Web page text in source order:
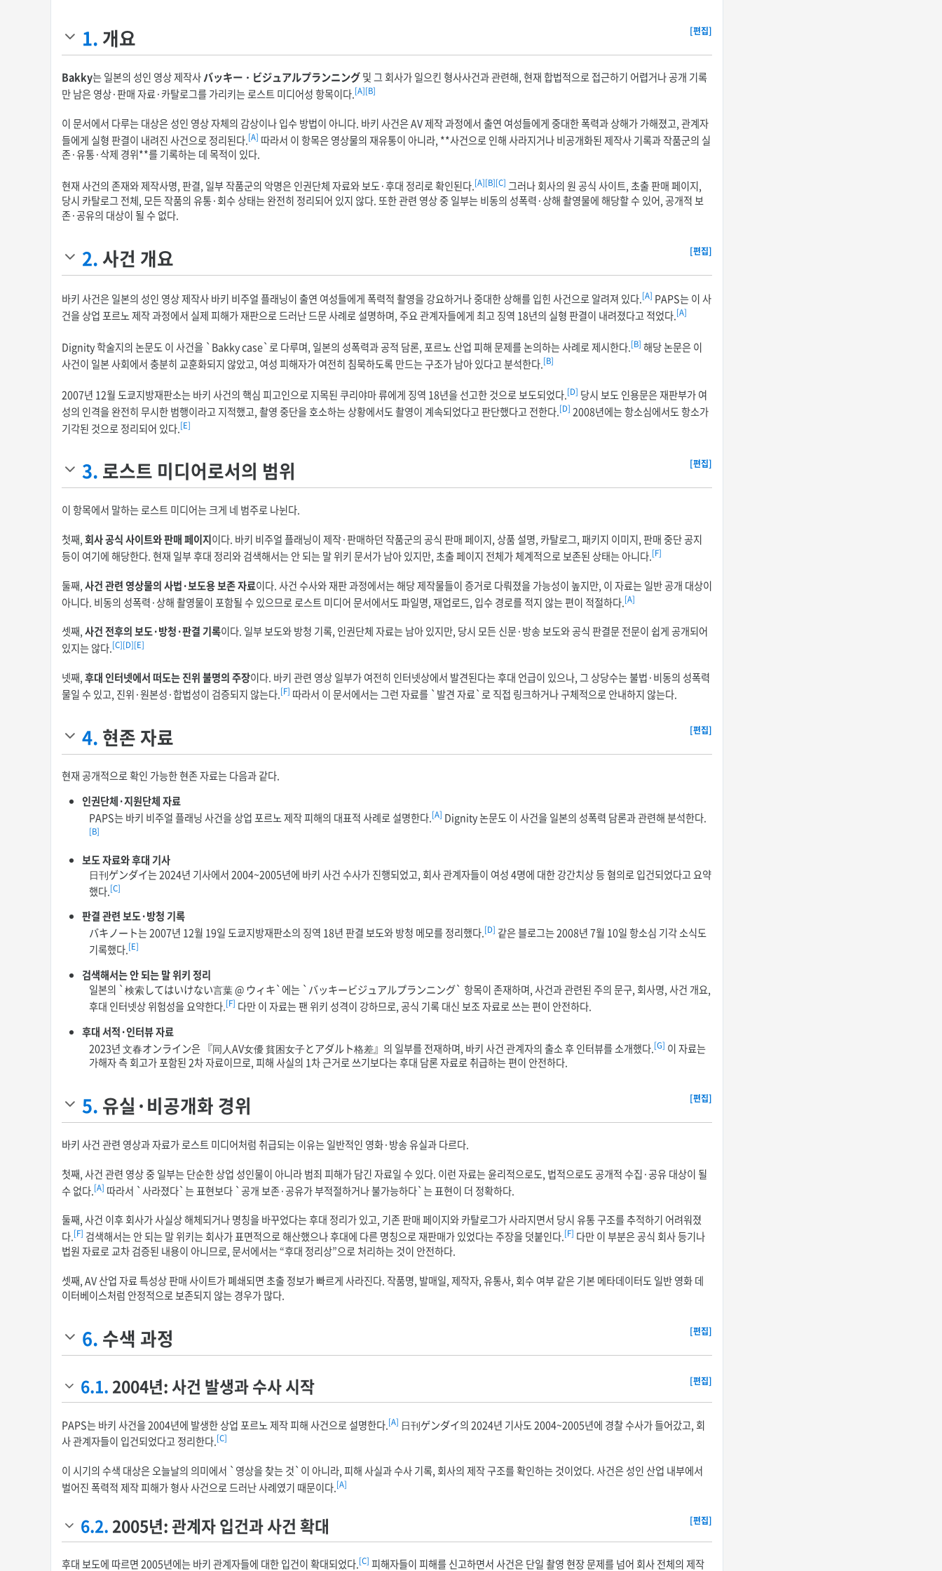
1. 개요 [편집]
Bakky는 일본의 성인 영상 제작사バッキー・ビジュアルプランニング및 그 회사가 일으킨 형사사건과 관련해, 현재 합법적으로 접근하기 어렵거나 공개 기록
만 남은 영상·판매 자료·카탈로그를 가리키는 로스트 미디어성 항목이다.[A][B]
이 문서에서 다루는 대상은 성인 영상 자체의 감상이나 입수 방법이 아니다. 바키 사건은 AV 제작 과정에서 출연 여성들에게 중대한 폭력과 상해가 가해졌고, 관계자
들에게 실형 판결이 내려진 사건으로 정리된다.[A] 따라서 이 항목은 영상물의 재유통이 아니라, **사건으로 인해 사라지거나 비공개화된 제작사 기록과 작품군의 실
존·유통·삭제 경위**를 기록하는 데 목적이 있다.
현재 사건의 존재와 제작사명, 판결, 일부 작품군의 악명은 인권단체 자료와 보도·후대 정리로 확인된다.[A][B][C] 그러나 회사의 원 공식 사이트, 초출 판매 페이지,
당시 카탈로그 전체, 모든 작품의 유통·회수 상태는 완전히 정리되어 있지 않다. 또한 관련 영상 중 일부는 비동의 성폭력·상해 촬영물에 해당할 수 있어, 공개적 보
존·공유의 대상이 될 수 없다.
2.사건 개요 [편집]
바키 사건은 일본의 성인 영상 제작사 바키 비주얼 플래닝이 출연 여성들에게 폭력적 촬영을 강요하거나 중대한 상해를 입힌 사건으로 알려져 있다.[A] PAPS는 이 사
건을 상업 포르노 제작 과정에서 실제 피해가 재판으로 드러난 드문 사례로 설명하며, 주요 관계자들에게 최고 징역 18년의 실형 판결이 내려졌다고 적었다.[A]
Dignity 학술지의 논문도 이 사건을 `Bakky case`로 다루며, 일본의 성폭력과 공적 담론, 포르노 산업 피해 문제를 논의하는 사례로 제시한다.[B] 해당 논문은 이
사건이 일본 사회에서 충분히 교훈화되지 않았고, 여성 피해자가 여전히 침묵하도록 만드는 구조가 남아 있다고 분석한다.[B]
2007년 12월 도쿄지방재판소는 바키 사건의 핵심 피고인으로 지목된 쿠리야마 류에게 징역 18년을 선고한 것으로 보도되었다.[D] 당시 보도 인용문은 재판부가 여
성의 인격을 완전히 무시한 범행이라고 지적했고, 촬영 중단을 호소하는 상황에서도 촬영이 계속되었다고 판단했다고 전한다.[D] 2008년에는 항소심에서도 항소가
기각된 것으로 정리되어 있다.[E]
3. 로스트 미디어로서의 범위 [편집]
이 항목에서 말하는 로스트 미디어는 크게 네 범주로 나뉜다.
첫째,회사 공식 사이트와 판매 페이지이다. 바키 비주얼 플래닝이 제작·판매하던 작품군의 공식 판매 페이지, 상품 설명, 카탈로그, 패키지 이미지, 판매 중단 공지
등이 여기에 해당한다. 현재 일부 후대 정리와 검색해서는 안 되는 말 위키 문서가 남아 있지만, 초출 페이지 전체가 체계적으로 보존된 상태는 아니다.[F]
둘째,사건 관련 영상물의 사법·보도용 보존 자료이다. 사건 수사와 재판 과정에서는 해당 제작물들이 증거로 다뤄졌을 가능성이 높지만, 이 자료는 일반 공개 대상이
아니다. 비동의 성폭력·상해 촬영물이 포함될 수 있으므로 로스트 미디어 문서에서도 파일명, 재업로드, 입수 경로를 적지 않는 편이 적절하다.[A]
셋째,사건 전후의 보도·방청·판결 기록이다. 일부 보도와 방청 기록, 인권단체 자료는 남아 있지만, 당시 모든 신문·방송 보도와 공식 판결문 전문이 쉽게 공개되어
있지는 않다.[C][D][E]
넷째,후대 인터넷에서 떠도는 진위 불명의 주장이다. 바키 관련 영상 일부가 여전히 인터넷상에서 발견된다는 후대 언급이 있으나, 그 상당수는 불법·비동의 성폭력
물일 수 있고, 진위·원본성·합법성이 검증되지 않는다.[F] 따라서 이 문서에서는 그런 자료를 `발견 자료`로 직접 링크하거나 구체적으로 안내하지 않는다.
4. 현존 자료 [편집]
현재 공개적으로 확인 가능한 현존 자료는 다음과 같다.
인권단체·지원단체 자료
PAPS는 바키 비주얼 플래닝 사건을 상업 포르노 제작 피해의 대표적 사례로 설명한다.[A] Dignity 논문도 이 사건을 일본의 성폭력 담론과 관련해 분석한다.
[B]
보도 자료와 후대 기사
日刊ゲンダイ는 2024년 기사에서 2004~2005년에 바키 사건 수사가 진행되었고, 회사 관계자들이 여성 4명에 대한 강간치상 등 혐의로 입건되었다고 요약
했다.[C]
판결 관련 보도·방청 기록
バキノート는 2007년 12월 19일 도쿄지방재판소의 징역 18년 판결 보도와 방청 메모를 정리했다.[D] 같은 블로그는 2008년 7월 10일 항소심 기각 소식도
기록했다.[E]
검색해서는 안 되는 말 위키 정리
일본의 `検索してはいけない言葉 @ ウィキ`에는 `バッキービジュアルプランニング` 항목이 존재하며, 사건과 관련된 주의 문구, 회사명, 사건 개요,
후대 인터넷상 위험성을 요약한다.[F] 다만 이 자료는 팬 위키 성격이 강하므로, 공식 기록 대신 보조 자료로 쓰는 편이 안전하다.
후대 서적·인터뷰 자료
2023년 文春オンライン은 『同人AV女優 貧困女子とアダルト格差』의 일부를 전재하며, 바키 사건 관계자의 출소 후 인터뷰를 소개했다.[G] 이 자료는
가해자 측 회고가 포함된 2차 자료이므로, 피해 사실의 1차 근거로 쓰기보다는 후대 담론 자료로 취급하는 편이 안전하다.
5. 유실·비공개화 경위 [편집]
바키 사건 관련 영상과 자료가 로스트 미디어처럼 취급되는 이유는 일반적인 영화·방송 유실과 다르다.
첫째, 사건 관련 영상 중 일부는 단순한 상업 성인물이 아니라 범죄 피해가 담긴 자료일 수 있다. 이런 자료는 윤리적으로도, 법적으로도 공개적 수집·공유 대상이 될
수 없다.[A] 따라서 `사라졌다`는 표현보다 `공개 보존·공유가 부적절하거나 불가능하다`는 표현이 더 정확하다.
둘째, 사건 이후 회사가 사실상 해체되거나 명칭을 바꾸었다는 후대 정리가 있고, 기존 판매 페이지와 카탈로그가 사라지면서 당시 유통 구조를 추적하기 어려워졌
다.[F] 검색해서는 안 되는 말 위키는 회사가 표면적으로 해산했으나 후대에 다른 명칭으로 재판매가 있었다는 주장을 덧붙인다.[F] 다만 이 부분은 공식 회사 등기나
법원 자료로 교차 검증된 내용이 아니므로, 문서에서는 “후대 정리상”으로 처리하는 것이 안전하다.
셋째, AV 산업 자료 특성상 판매 사이트가 폐쇄되면 초출 정보가 빠르게 사라진다. 작품명, 발매일, 제작자, 유통사, 회수 여부 같은 기본 메타데이터도 일반 영화 데
이터베이스처럼 안정적으로 보존되지 않는 경우가 많다.
6. 수색 과정 [편집]
6.1. 2004년: 사건 발생과 수사 시작 [편집]
PAPS는 바키 사건을 2004년에 발생한 상업 포르노 제작 피해 사건으로 설명한다.[A] 日刊ゲンダイ의 2024년 기사도 2004~2005년에 경찰 수사가 들어갔고, 회
사 관계자들이 입건되었다고 정리한다.[C]
이 시기의 수색 대상은 오늘날의 의미에서 `영상을 찾는 것`이 아니라, 피해 사실과 수사 기록, 회사의 제작 구조를 확인하는 것이었다. 사건은 성인 산업 내부에서
벌어진 폭력적 제작 피해가 형사 사건으로 드러난 사례였기 때문이다.[A]
6.2. 2005년: 관계자 입건과 사건 확대 [편집]
후대 보도에 따르면 2005년에는 바키 관계자들에 대한 입건이 확대되었다.[C] 피해자들이 피해를 신고하면서 사건은 단일 촬영 현장 문제를 넘어 회사 전체의 제작